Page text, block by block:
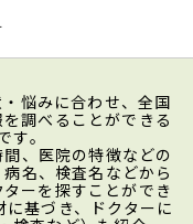
悩みに合わせ、全国
調べることができる
。
、医院の特徴などの
名、検査名などから
ーを探すことができ
基づき、ドクターに